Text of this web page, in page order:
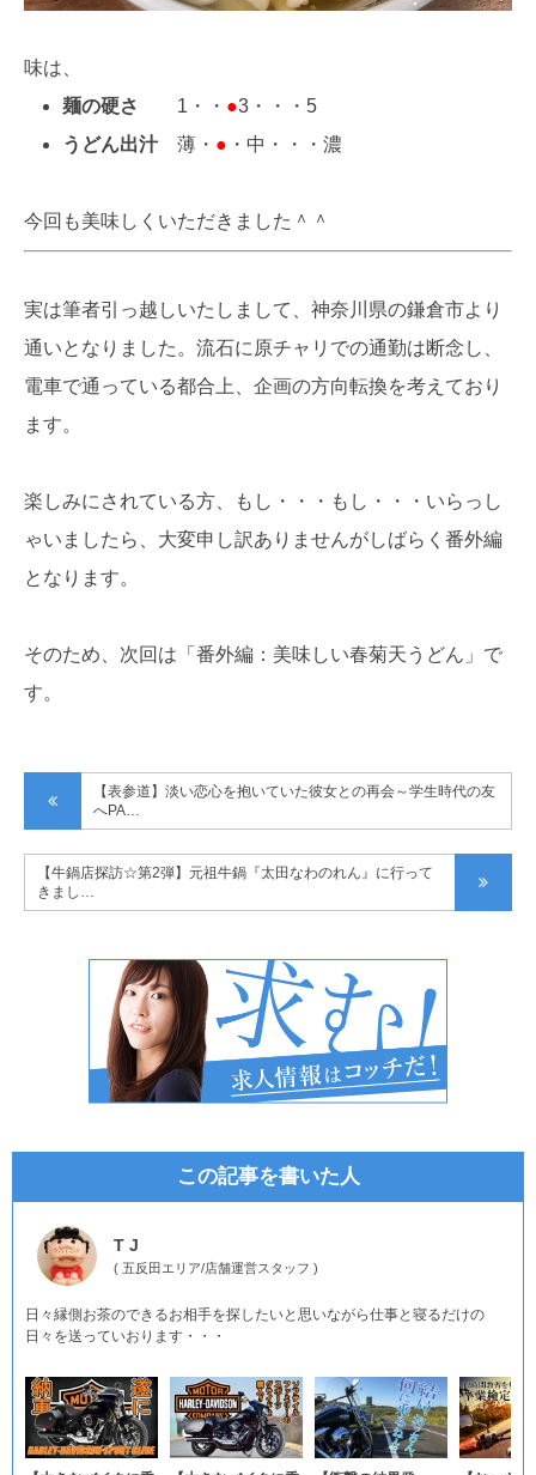
味は、
麺の硬さ
1・・ ●3・・・5
うどん出汁薄・ ● ・中・・・濃
今回も美味しくいただきました＾＾
実は筆者引っ越しいたしまして、神奈川県の鎌倉市より
通いとなりました。流石に原チャリでの通勤は断念し、
電車で通っている都合上、企画の方向転換を考えており
ます。
楽しみにされている方、もし・・・もし・・・いらっし
ゃいましたら、大変申し訳ありませんがしばらく番外編
となります。
そのため、次回は「番外編：美味しい春菊天うどん」で
す。
【表参道】淡い恋心を抱いていた彼女との再会～学生時代の友
へPA…
【牛鍋店探訪☆第2弾】元祖牛鍋『太田なわのれん』に行って
きまし…
この記事を書いた人
T J
( 五反田エリア/店舗運営スタッフ )
日々縁側お茶のできるお相手を探したいと思いながら仕事と寝るだけの
日々を送っていおります・・・